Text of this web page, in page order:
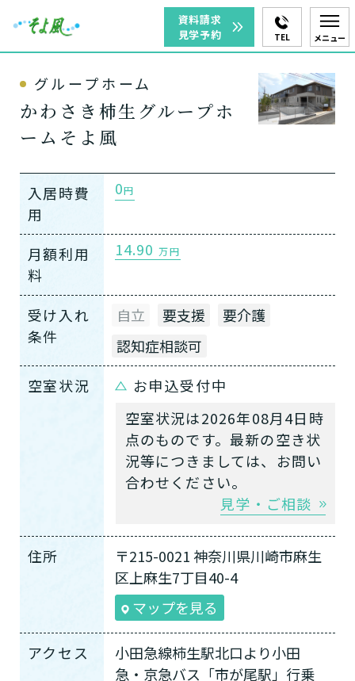
資料請求
見学予約
TEL メニュー
グループホーム
かわさき柿生グループホ
ームそよ風
入居時費
用
0円
月額利用
料
14.90 万円
受け入れ
条件
自立 要支援
要介護
認知症相談可
空室状況
お申込受付中
空室状況は2026年08月4日時
点のものです。最新の空き状
況等につきましては、お問い
合わせください。
見学・ご相談
住所
〒215-0021 神奈川県川崎市麻生
区上麻生7丁目40-4
マップを見る
アクセス
小田急線柿生駅北口より小田
急・京急バス「市が尾駅」行乗